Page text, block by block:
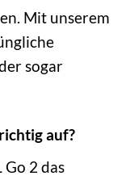
Mit unserem
sogar
auf?
2 das